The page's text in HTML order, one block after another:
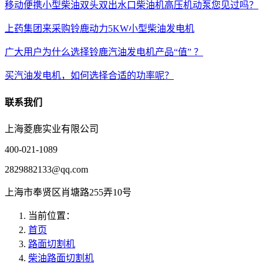
移动便携小型柴油双头双出水口柴油机高压机动泵您见过吗？
上药集团来采购铃鹿动力5KW小型柴油发电机
广大用户为什么选择铃鹿汽油发电机产品“值” ？
买汽油发电机，如何选择合适的功率呢？
联系我们
上海菱鹿实业有限公司
400-021-1089
2829882133@qq.com
上海市奉贤区肖塘路255弄10号
当前位置：
首页
路面切割机
柴油路面切割机